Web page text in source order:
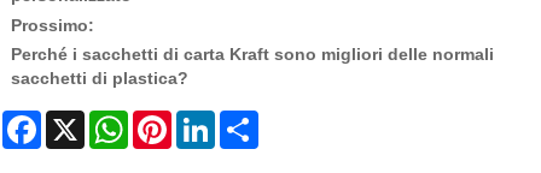
Prossimo:
Perché i sacchetti di carta Kraft sono migliori delle normali
sacchetti di plastica?
Facebook WhatsAppPinterestLinkedIn